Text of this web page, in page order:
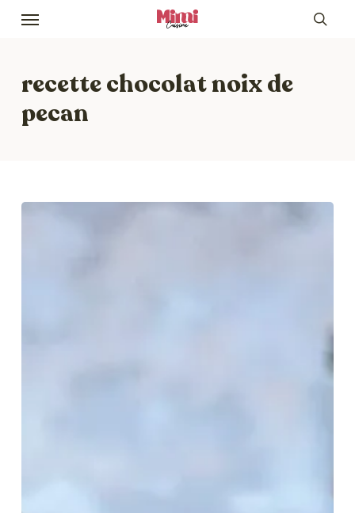
Skip
content
Menu
recette chocolat noix de
pecan